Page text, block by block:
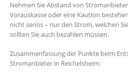
Nehmen Sie Abstand von
Vorauskasse oder eine Kaution
nicht seriös – nur den Strom, welchen
sollten Sie auch bezahlen müssen.
Zusammenfassung der Punkte beim
Stromanbieter in Reichelsheim: